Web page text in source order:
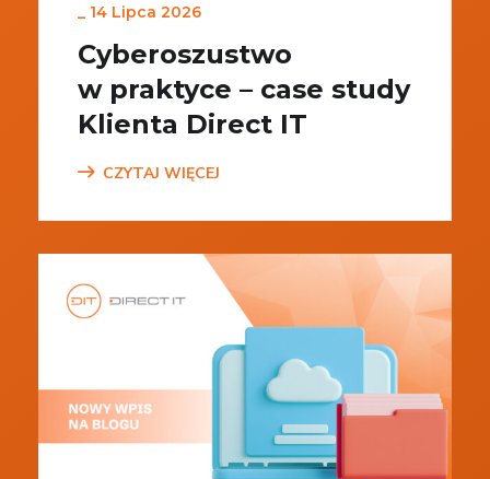
_ 14 Lipca 2026
Cyberoszustwo
w praktyce – case study
Klienta Direct IT
CZYTAJ WIĘCEJ